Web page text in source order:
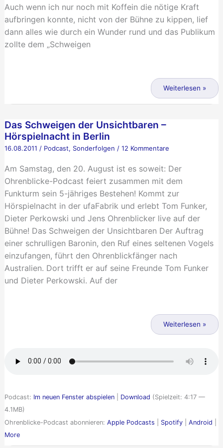
Auch wenn ich nur noch mit Koffein die nötige Kraft
aufbringen konnte, nicht von der Bühne zu kippen, lief
dann alles wie durch ein Wunder rund und das Publikum
zollte dem „Schweigen
kehrt
zurück
Weiterlesen »
Das Schweigen der Unsichtbaren –
Hörspielnacht in Berlin
16.08.2011 / Podcast, Sonderfolgen / 12 Kommentare
Am Samstag, den 20. August ist es soweit: Der
Ohrenblicke-Podcast feiert zusammen mit dem
Funkturm sein 5-jähriges Bestehen! Kommt zur
Hörspielnacht in der ufaFabrik und erlebt Tom Funker,
Dieter Perkowski und Jens Ohrenblicker live auf der
Bühne! Das Schweigen der Unsichtbaren Der Auftrag
einer schrulligen Baronin, den Ruf eines seltenen Vogels
einzufangen, führt den Ohrenblickfänger nach
Australien. Dort trifft er auf seine Freunde Tom Funker
und Dieter Perkowski. Auf der
Berlin
Weiterlesen »
Podcast: Im neuen Fenster abspielen| Download (Spielzeit: 4:17 —
4.1MB)
Ohrenblicke-Podcast abonnieren: Apple Podcasts Spotify| Android
More